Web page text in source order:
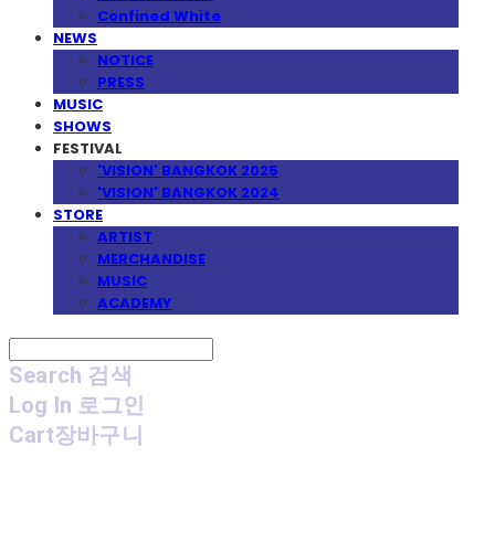
Confined White
NEWS
NOTICE
PRESS
MUSIC
SHOWS
FESTIVAL
'VISION' BANGKOK 2025
'VISION' BANGKOK 2024
STORE
ARTIST
MERCHANDISE
MUSIC
ACADEMY
Search 검색
Log In 로그인
Cart장바구니